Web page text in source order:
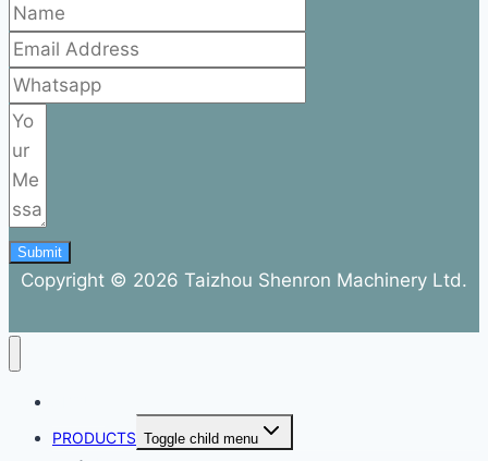
Submit
Copyright © 2026 Taizhou Shenron Machinery Ltd.
PRODUCTS Toggle child menu